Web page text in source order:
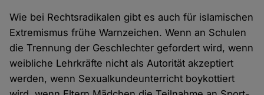
Wie bei Rechtsradikalen gibt es auch für islamischen
Extremismus frühe Warnzeichen. Wenn an Schulen
die Trennung der Geschlechter gefordert wird, wenn
weibliche Lehrkräfte nicht als Autorität akzeptiert
werden, wenn Sexualkundeunterricht boykottiert